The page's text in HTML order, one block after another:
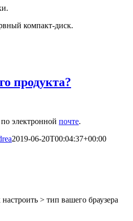
компакт-диск.
> тип вашего браузера
продукта?
электронной почте.
2019-06-20T00:04:37+00:00